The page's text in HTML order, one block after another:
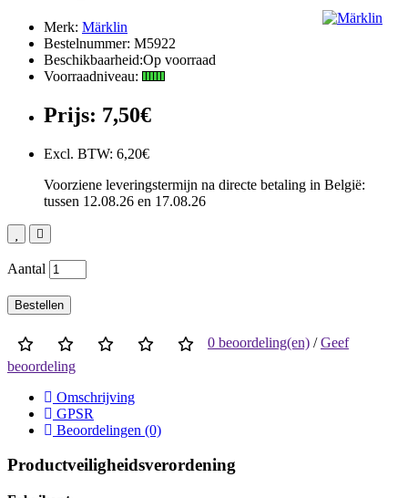
Merk: Märklin
Bestelnummer: M5922
Beschikbaarheid:Op voorraad
Voorraadniveau:
Prijs: 7,50€
Excl. BTW: 6,20€
Voorziene leveringstermijn na directe betaling in België:
tussen 12.08.26 en 17.08.26
Aantal
Bestellen
0 beoordeling(en) /Geef
beoordeling
Omschrijving
GPSR
Beoordelingen (0)
Productveiligheidsverordening